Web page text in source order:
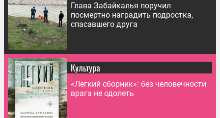
Глава Забайкалья поручил
посмертно наградить подростка,
спасавшего друга
Культура
«Легкий сборник»: без человечности
врага не одолеть